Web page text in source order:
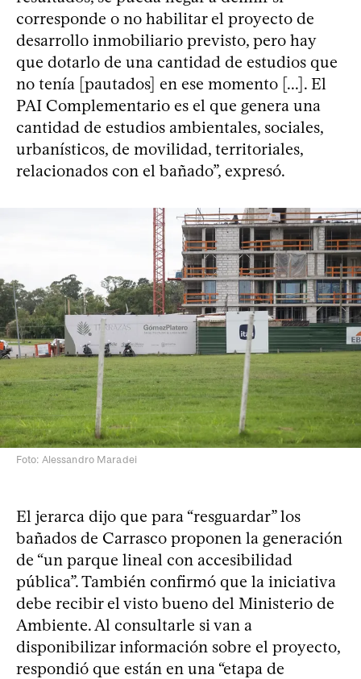
corresponde o no habilitar el proyecto de
desarrollo inmobiliario previsto, pero hay
que dotarlo de una cantidad de estudios que
no tenía [pautados] en ese momento [...]. El
PAI Complementario es el que genera una
cantidad de estudios ambientales, sociales,
urbanísticos, de movilidad, territoriales,
relacionados con el bañado”, expresó.
Foto: Alessandro Maradei
El jerarca dijo que para “resguardar” los
bañados de Carrasco proponen la generación
de “un parque lineal con accesibilidad
pública”. También confirmó que la iniciativa
debe recibir el visto bueno del Ministerio de
Ambiente. Al consultarle si van a
disponibilizar información sobre el proyecto,
respondió que están en una “etapa de